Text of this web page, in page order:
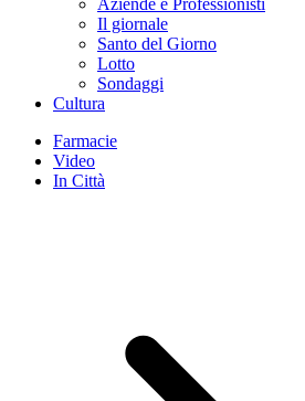
Aziende e Professionisti
Il giornale
Santo del Giorno
Lotto
Sondaggi
Cultura
Farmacie
Video
In Città